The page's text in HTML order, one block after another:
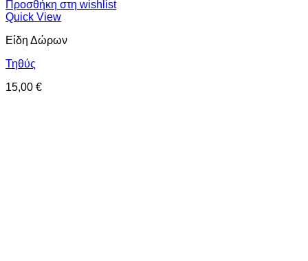
Προσθήκη στη wishlist
Quick View
Είδη Δώρων
Τηθύς
15,00 €